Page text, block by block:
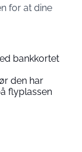
for at dine
bankkortet
den har
flyplassen